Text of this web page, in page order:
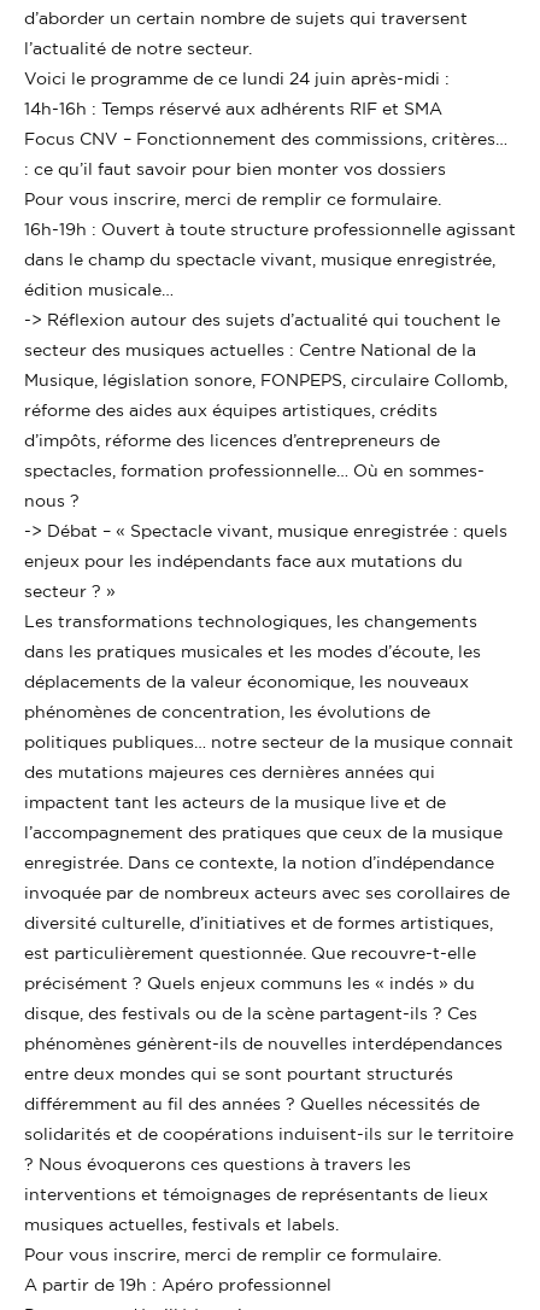
d’aborder un certain nombre de sujets qui traversent
l’actualité de notre secteur.
Voici le programme de ce lundi 24 juin après-midi :
14h-16h : Temps réservé aux adhérents RIF et SMA
Focus CNV – Fonctionnement des commissions, critères…
: ce qu’il faut savoir pour bien monter vos dossiers
Pour vous inscrire, merci de remplir ce formulaire.
16h-19h : Ouvert à toute structure professionnelle agissant
dans le champ du spectacle vivant, musique enregistrée,
édition musicale…
-> Réflexion autour des sujets d’actualité qui touchent le
secteur des musiques actuelles : Centre National de la
Musique, législation sonore, FONPEPS, circulaire Collomb,
réforme des aides aux équipes artistiques, crédits
d’impôts, réforme des licences d’entrepreneurs de
spectacles, formation professionnelle… Où en sommes-
nous ?
-> Débat – « Spectacle vivant, musique enregistrée : quels
enjeux pour les indépendants face aux mutations du
secteur ? »
Les transformations technologiques, les changements
dans les pratiques musicales et les modes d’écoute, les
déplacements de la valeur économique, les nouveaux
phénomènes de concentration, les évolutions de
politiques publiques… notre secteur de la musique connait
des mutations majeures ces dernières années qui
impactent tant les acteurs de la musique live et de
l’accompagnement des pratiques que ceux de la musique
enregistrée. Dans ce contexte, la notion d’indépendance
invoquée par de nombreux acteurs avec ses corollaires de
diversité culturelle, d’initiatives et de formes artistiques,
est particulièrement questionnée. Que recouvre-t-elle
précisément ? Quels enjeux communs les « indés » du
disque, des festivals ou de la scène partagent-ils ? Ces
phénomènes génèrent-ils de nouvelles interdépendances
entre deux mondes qui se sont pourtant structurés
différemment au fil des années ? Quelles nécessités de
solidarités et de coopérations induisent-ils sur le territoire
? Nous évoquerons ces questions à travers les
interventions et témoignages de représentants de lieux
musiques actuelles, festivals et labels.
Pour vous inscrire, merci de remplir ce formulaire.
A partir de 19h : Apéro professionnel